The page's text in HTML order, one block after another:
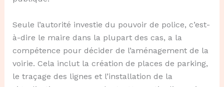
Seule l’autorité investie du pouvoir de police, c’est-
à-dire le maire dans la plupart des cas, a la
compétence pour décider de l’aménagement de la
voirie. Cela inclut la création de places de parking,
le traçage des lignes et l’installation de la